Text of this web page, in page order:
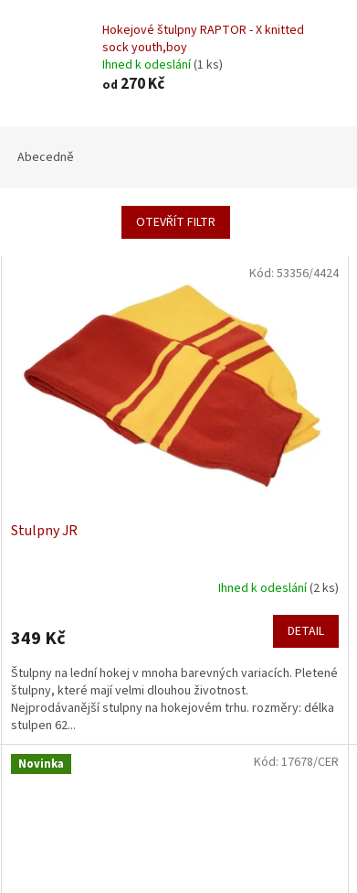
Hokejové štulpny RAPTOR - X knitted
sock youth,boy
Ihned k odeslání(1 ks)
od 270 Kč
Abecedně
OTEVŘÍT FILTR
Stulpny JR
Ihned k odeslání(2 ks)
349 Kč DETAIL
Štulpny na lední hokej v mnoha barevných variacích. Pletené
štulpny, které mají velmi dlouhou životnost.
Nejprodávanější stulpny na hokejovém trhu. rozměry: délka
stulpen 62...
Kód: 53356/4424
Novinka Kód: 17678/CER